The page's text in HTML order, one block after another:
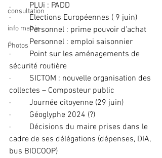
consultation
info mairie
Photos
.         PLUi : PADD
·         Elections Européennes ( 9 juin)
·         Personnel : prime pouvoir d’achat
·         Personnel : emploi saisonnier
·         Point sur les aménagements de
sécurité routière
·         SICTOM : nouvelle organisation des
collectes – Composteur public
·         Journée citoyenne (29 juin)
·         Géoglyphe 2024 (?)
·         Décisions du maire prises dans le
cadre de ses délégations (dépenses, DIA,
bus BIOCOOP)